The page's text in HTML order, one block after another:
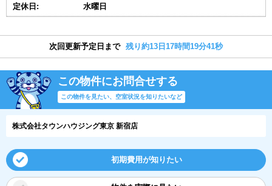
定休日: 水曜日
次回更新予定日まで 残り約13日17時間19分41秒
この物件にお問合せする
この物件を見たい、空室状況を知りたいなど
株式会社タウンハウジング東京 新宿店
初期費用が知りたい